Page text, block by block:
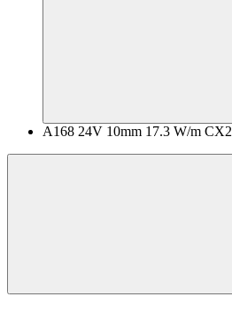
A168 24V 10mm 17.3 W/m CX2